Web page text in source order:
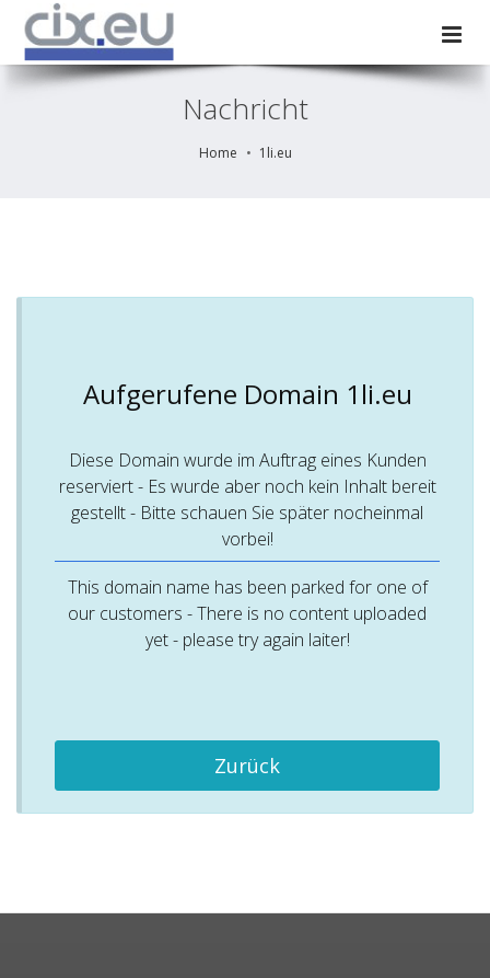
Nachricht
Home 1li.eu
Aufgerufene Domain 1li.eu
Diese Domain wurde im Auftrag eines Kunden
reserviert - Es wurde aber noch kein Inhalt bereit
gestellt - Bitte schauen Sie später nocheinmal
vorbei!
This domain name has been parked for one of
our customers - There is no content uploaded
yet - please try again laiter!
Zurück